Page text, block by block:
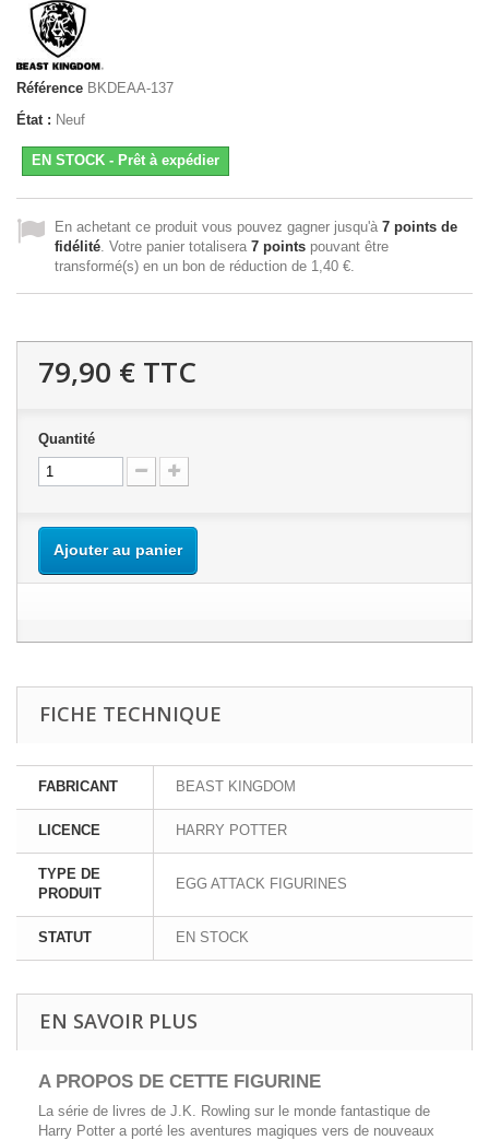
Référence BKDEAA-137
État : Neuf
EN STOCK - Prêt à expédier
En achetant ce produit vous pouvez gagner jusqu'à 7 points de
fidélité . Votre panier totalisera 7 points pouvant être
transformé(s) en un bon de réduction de 1,40 €
79,90 € TTC
Quantité
Ajouter au panier
FICHE TECHNIQUE
FABRICANT BEAST KINGDOM
LICENCE HARRY POTTER
TYPE DE
PRODUIT
EGG ATTACK FIGURINES
STATUT EN STOCK
EN SAVOIR PLUS
A PROPOS DE CETTE FIGURINE
La série de livres de J.K. Rowling sur le monde fantastique de
Harry Potter a porté les aventures magiques vers de nouveaux